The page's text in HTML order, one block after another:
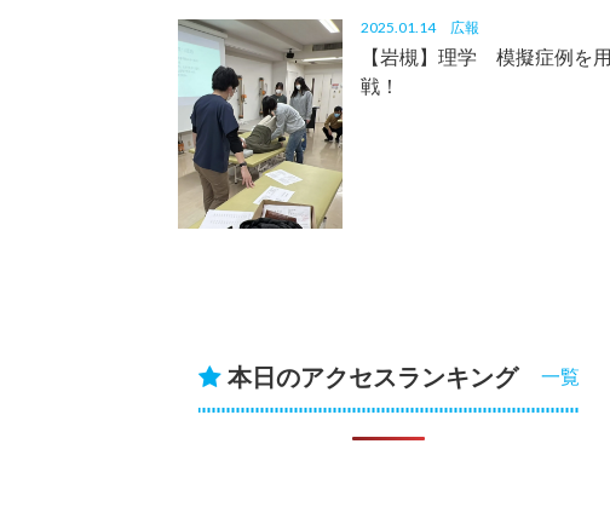
2025.01.14 広報
【岩槻】理学 模擬症例を
戦！
一覧
本日のアクセスランキング